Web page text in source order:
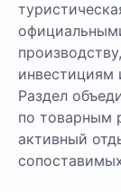
инвестициям
Раздел
по товарным
активный